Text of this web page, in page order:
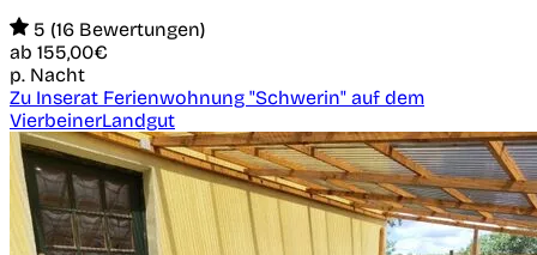
5 (16 Bewertungen)
ab 155,00€
p. Nacht
Zu Inserat Ferienwohnung "Schwerin" auf dem
VierbeinerLandgut